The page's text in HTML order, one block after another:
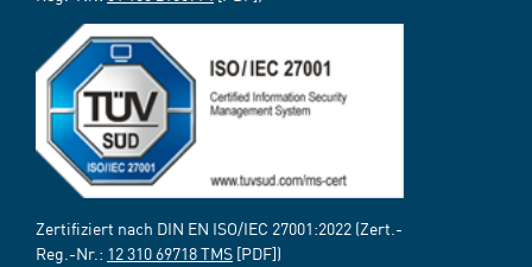
Zertifiziert nach DIN EN ISO/IEC 27001:2022 (Zert.-
Reg.-Nr.: 12 310 69718 TMS [PDF])